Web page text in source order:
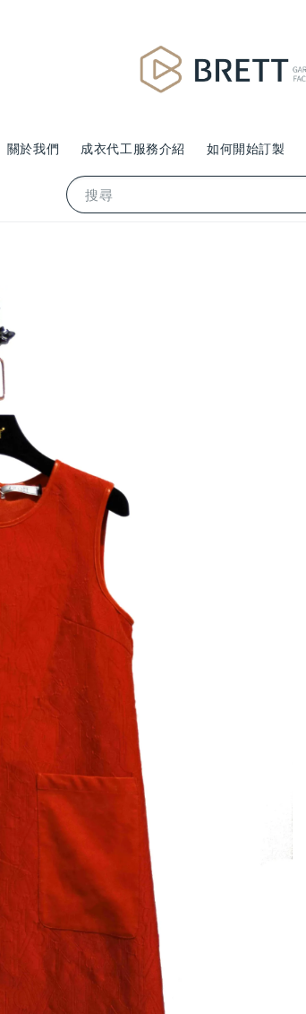
搜尋
關於我們 成衣代工服務介紹 如何開始訂製